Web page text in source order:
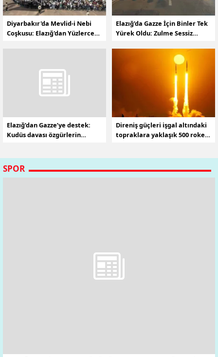
Diyarbakır'da Mevlid-i Nebi
Coşkusu: Elazığ'dan Yüzlerce
Elazığ’da Gazze İçin Binler Tek
Yürek Oldu: Zulme Sessiz
Elazığ’dan Gazze’ye destek:
Kudüs davası özgürlerin
Direniş güçleri işgal altındaki
topraklara yaklaşık 500 roket
SPOR